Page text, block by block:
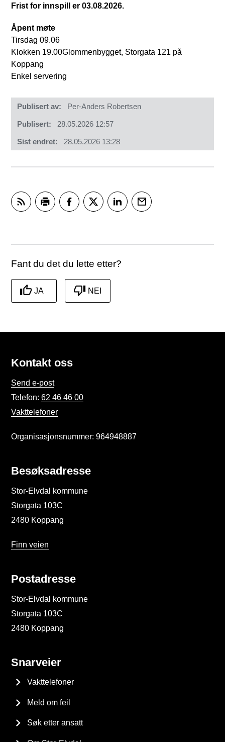
Frist for innspill er 03.08.2026.
Åpent møte
Tirsdag 09.06
Klokken 19.00Glommenbygget, Storgata 121 på
Koppang
Enkel servering
Publisert av Per-Anders Robertsen
Publisert 28.05.2026 12:57
Sist endret 28.05.2026 13:28
Fant du det du lette etter?
JA NEI
Kontakt oss
Send e-post
Telefon:62 46 46 00
Vakttelefoner
Organisasjonsnummer: 964948887
Besøksadresse
Stor-Elvdal kommune
Storgata 103C
2480 Koppang
Finn veien
Postadresse
Stor-Elvdal kommune
Storgata 103C
2480 Koppang
Snarveier
Vakttelefoner
Meld om feil
Søk etter ansatt